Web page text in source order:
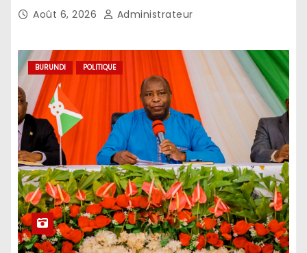
Août 6, 2026 Administrateur
BURUNDI POLITIQUE